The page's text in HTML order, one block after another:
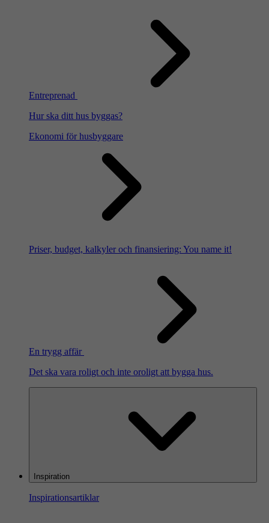
Entreprenad
Hur ska ditt hus byggas?
Ekonomi för husbyggare
Priser, budget, kalkyler och finansiering: You name it!
En trygg affär
Det ska vara roligt och inte oroligt att bygga hus.
Inspiration
Inspirationsartiklar